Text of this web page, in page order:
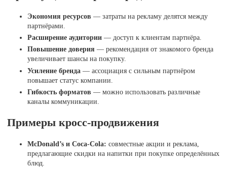
Экономия ресурсов — затраты на рекламу делятся между
партнёрами.
Расширение аудитории — доступ к клиентам партнёра.
Повышение доверия — рекомендация от знакомого бренда
увеличивает шансы на покупку.
Усиление бренда — ассоциация с сильным партнёром
повышает статус компании.
Гибкость форматов — можно использовать различные
каналы коммуникации.
Примеры кросс-продвижения
McDonald’s и Coca-Cola: совместные акции и реклама,
предлагающие скидки на напитки при покупке определённых
блюд.